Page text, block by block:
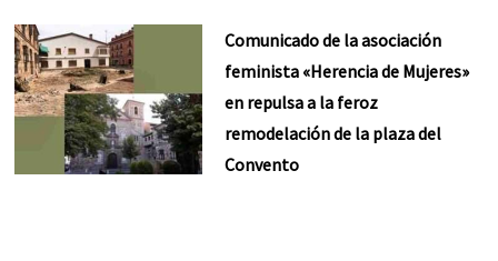
Comunicado de la asociación
feminista «Herencia de Mujeres»
en repulsa a la feroz
remodelación de la plaza del
Convento